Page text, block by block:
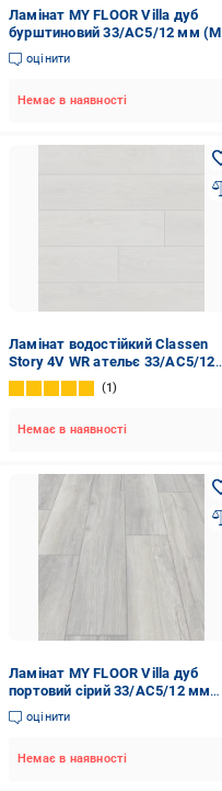
Ламінат MY FLOOR Villa дуб
бурштиновий 33/АС5/12 мм (M
1226)
оцінити
Немає в наявності
Ламінат водостійкий Classen
Story 4V WR ательє 33/АС5/12
мм (56131)
1
Немає в наявності
Ламінат MY FLOOR Villa дуб
портовий сірий 33/АС5/12 мм
(M1204)
оцінити
Немає в наявності